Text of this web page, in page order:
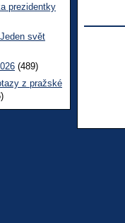
prezidentky
svět
(489)
z pražské